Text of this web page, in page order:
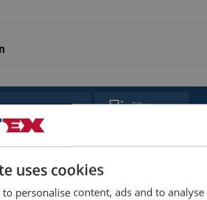
Filter
uses cookies
to personalise content, ads and to